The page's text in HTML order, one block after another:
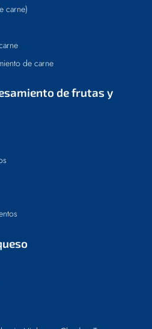
carne)
de carne
de frutas y